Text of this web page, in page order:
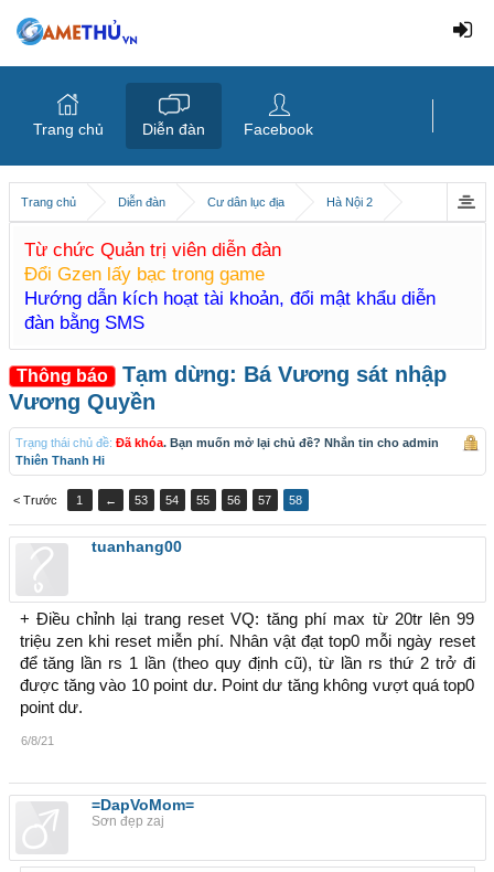
Trang chủ Diễn đàn Cư dân lục địa Hà Nội 2
Từ chức Quản trị viên diễn đàn
Đổi Gzen lấy bạc trong game
Hướng dẫn kích hoạt tài khoản, đổi mật khẩu diễn
đàn bằng SMS
Thông báo Tạm dừng: Bá Vương sát nhập
Vương Quyền
Trạng thái chủ đề: Đã khóa. Bạn muốn mở lại chủ đề? Nhắn tin cho admin
Thiên Thanh Hi
< Trước 1 ← 53 54 55 56 57 58
tuanhang00
+ Điều chỉnh lại trang reset VQ: tăng phí max từ 20tr lên 99
triệu zen khi reset miễn phí. Nhân vật đạt top0 mỗi ngày reset
để tăng lần rs 1 lần (theo quy định cũ), từ lần rs thứ 2 trở đi
được tăng vào 10 point dư. Point dư tăng không vượt quá top0
point dư.
6/8/21
=DapVoMom=
Sơn đẹp zaj
Trang chủ Diễn đàn Facebook